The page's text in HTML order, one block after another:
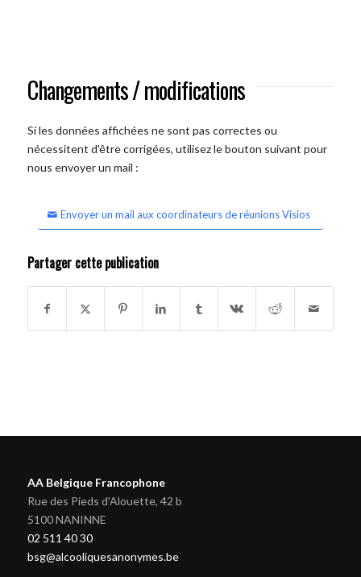
Changements / modifications
Si les données affichées ne sont pas correctes ou
nécessitent d'être corrigées, utilisez le bouton suivant pour
nous envoyer un mail :
Envoyer un mail aux coordinateurs de réunions Visios
Partager cette publication
AA Belgique Francophone
Rue des Pieds d'Alouette, 42 b
5100 NANINNE
02 511 40 30
bsg@alcooliquesanonymes.be